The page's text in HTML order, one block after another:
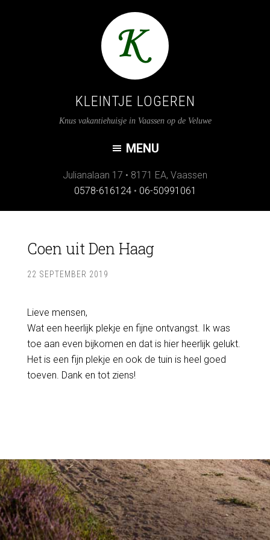
KLEINTJE LOGEREN
Knus vakantiehuisje in Vaassen op de Veluwe
Julianalaan 17 • 8171 EA, Vaassen
0578-616124 • 06-50991061
Coen uit Den Haag
22 SEPTEMBER 2019
Lieve mensen,
Wat een heerlijk plekje en fijne ontvangst. Ik was
toe aan even bijkomen en dat is hier heerlijk gelukt.
Het is een fijn plekje en ook de tuin is heel goed
toeven. Dank en tot ziens!